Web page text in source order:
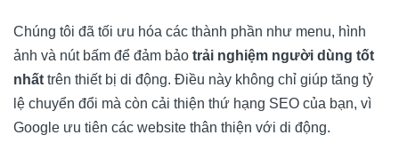
Chúng tôi đã tối ưu hóa các thành phần như menu, hình
ảnh và nút bấm để đảm bảo trải nghiệm người dùng tốt
nhất trên thiết bị di động. Điều này không chỉ giúp tăng tỷ
lệ chuyển đổi mà còn cải thiện thứ hạng SEO của bạn, vì
Google ưu tiên các website thân thiện với di động.